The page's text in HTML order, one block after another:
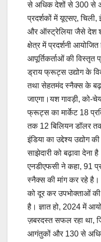
से अधिक देशों से 300 से
प्रदर्शकों में यूएसए,
और ऑस्ट्रेलिया जैसे देश
क्षेत्र में प्रदर्शनी
आपूर्तिकर्ताओं की विस्तृत
ड्राय फ्रूट्स उद्योग के
तथा सेहतमंद स्नैक्स के
जाएगा।यश गावड़ी, को-
फ्रूट्स का मार्केट 18
तक 12 बिलियन डॉलर
इंडिया का उद्देश्य उद्योग
साझेदारी को बढ़ावा
एनडीएफसी ने कहा, 91
स्नैक्स की मांग कर रहे है।
को दूर कर उपभोक्ताओं
है। ज्ञात हो, 2024 में
ज़बरदस्त सफल रहा था,
आगंतुकों और 130 से अधिक